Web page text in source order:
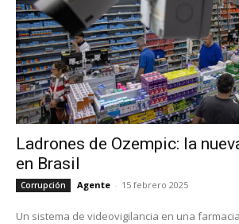
Ladrones de Ozempic: la
en Brasil
Corrupción Agente - 15 febrero 2025
Un sistema de videovigilancia en una